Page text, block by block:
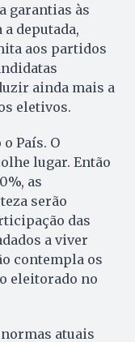
garantias às
deputada,
aos partidos
ainda mais a
eletivos.
País. O
lugar. Então
as
serão
das
a viver
contempla os
eleitorado no
atuais